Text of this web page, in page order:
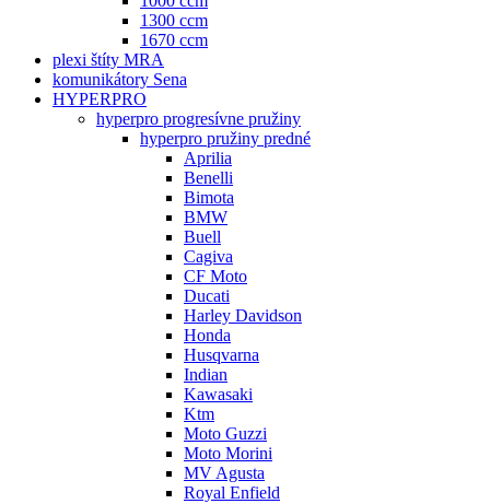
1300 ccm
1670 ccm
plexi štíty MRA
komunikátory Sena
HYPERPRO
hyperpro progresívne pružiny
hyperpro pružiny predné
Aprilia
Benelli
Bimota
BMW
Buell
Cagiva
CF Moto
Ducati
Harley Davidson
Honda
Husqvarna
Indian
Kawasaki
Ktm
Moto Guzzi
Moto Morini
MV Agusta
Royal Enfield